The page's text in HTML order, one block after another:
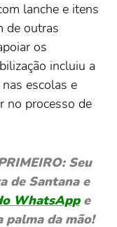
lanche e itens
de outras
os
incluiu a
escolas e
no processo de
Seu
de Santana e
WhatsAppe
palma da mão!